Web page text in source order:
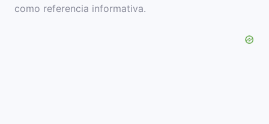
como referencia informativa.